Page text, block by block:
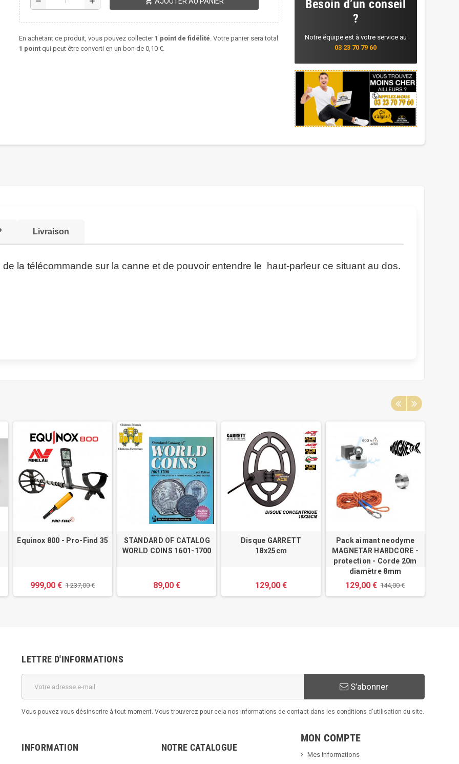
En achetant ce produit, vous pouvez collecter 1 point de fidélité . Votre panier sera total
1 point qui peut être converti en un bon de0,10 €
Besoin d’un conseil
?
Notre équipe est à votre service au
03 23 70 79 60
Livraison
la télécommande sur la canne et de pouvoir entendre le haut-parleur ce situant au dos.
Equinox 800 - Pro-Find 35
999,00 € 1 237,00 €
STANDARD OF CATALOG
WORLD COINS 1601-1700
89,00 €
Disque GARRETT
18x25cm
129,00 €
Pack aimant neodyme
MAGNETAR HARDCORE -
protection - Corde 20m
diamètre 8mm
129,00 € 144,00 €
LETTRE D'INFORMATIONS
S’abonner
Vous pouvez vous désinscrire à tout moment. Vous trouverez pour cela nos informations de contact dans les conditions d'utilisation du site.
INFORMATION NOTRE CATALOGUE
MON COMPTE
Mes informations